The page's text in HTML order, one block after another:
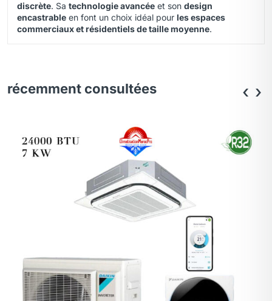
discrète. Sa technologie avancée et son design
encastrable en font un choix idéal pour les espaces
commerciaux et résidentiels de taille moyenne.
récemment consultées ‹ ›